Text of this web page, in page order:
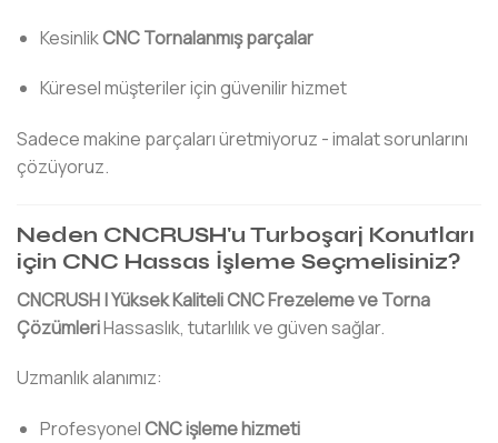
KesinlikCNC Tornalanmış parçalar
Küresel müşteriler için güvenilir hizmet
Sadece makine parçaları üretmiyoruz - imalat sorunlarını
çözüyoruz.
Neden CNCRUSH'u Turboşarj Konutları
için CNC Hassas İşleme Seçmelisiniz?
CNCRUSH | Yüksek Kaliteli CNC Frezeleme ve Torna
ÇözümleriHassaslık, tutarlılık ve güven sağlar.
Uzmanlık alanımız:
ProfesyonelCNC işleme hizmeti